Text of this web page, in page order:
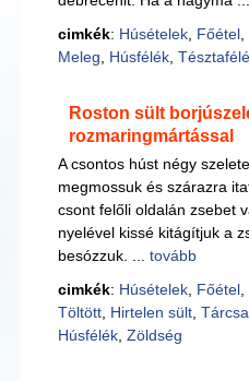
cimkék: Húsételek, Főétel,
Meleg
Húsfélék,
Roston sült
rozmaringmártással
A csontos húst négy
megmossuk és szárazra
csont felőli oldalán zsebet
nyelével kissé kitágítjuk a
besózzuk. ... tovább
cimkék: Húsételek, Főétel,
Töltött, Hirtelen sült, Tárcsa
Húsfélék, Zöldség